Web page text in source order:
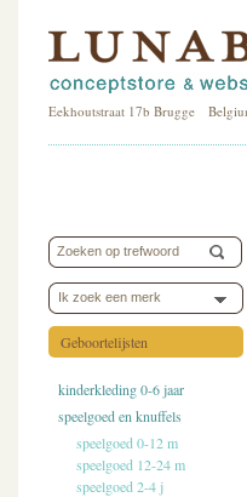
Eekhoutstraat 17b Brugge
Ik zoek een merk
Geboortelijsten
kinderkleding 0-6 jaar
speelgoed en knuffels
speelgoed 0-12 m
speelgoed 12-24 m
speelgoed 2-4 j